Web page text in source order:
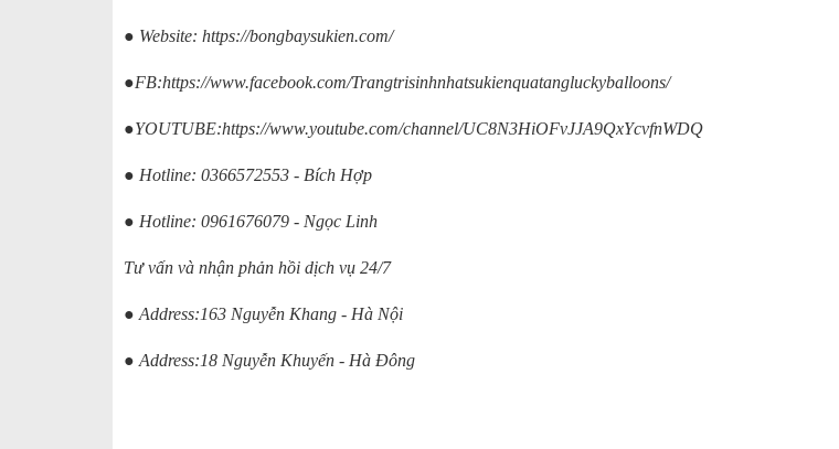
● Website: https://bongbaysukien.com/
●FB:https://www.facebook.com/Trangtrisinhnhatsukienquatangluckyballoons/
●YOUTUBE:https://www.youtube.com/channel/UC8N3HiOFvJJA9QxYcvfnWDQ
● Hotline: 0366572553 - Bích Hợp
● Hotline: 0961676079 - Ngọc Linh
Tư vấn và nhận phản hồi dịch vụ 24/7
● Address:163 Nguyễn Khang - Hà Nội
● Address:18 Nguyễn Khuyến - Hà Đông